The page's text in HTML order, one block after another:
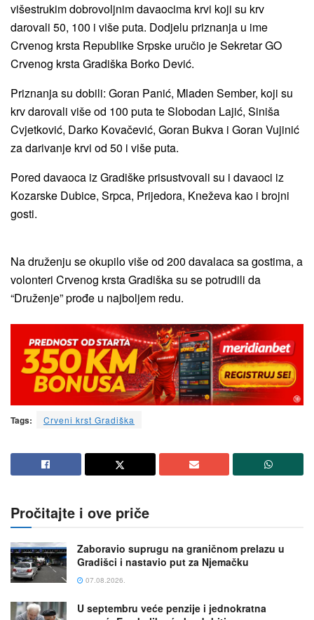
višestrukim dobrovoljnim davaocima krvi koji su krv
darovali 50, 100 i više puta. Dodjelu priznanja u ime
Crvenog krsta Republike Srpske uručio je Sekretar GO
Crvenog krsta Gradiška Borko Dević.
Priznanja su dobili: Goran Panić, Mladen Sember, koji su
krv darovali više od 100 puta te Slobodan Lajić, Siniša
Cvjetković, Darko Kovačević, Goran Bukva i Goran Vujinić
za darivanje krvi od 50 i više puta.
Pored davaoca iz Gradiške prisustvovali su i davaoci iz
Kozarske Dubice, Srpca, Prijedora, Kneževa kao i brojni
gosti.
Na druženju se okupilo više od 200 davalaca sa gostima, a
volonteri Crvenog krsta Gradiška su se potrudili da
“Druženje” prođe u najboljem redu.
Tags: Crveni krst Gradiška
Pročitajte i ove priče
Zaboravio suprugu na graničnom prelazu u
Gradišci i nastavio put za Njemačku
07.08.2026.
U septembru veće penzije i jednokratna